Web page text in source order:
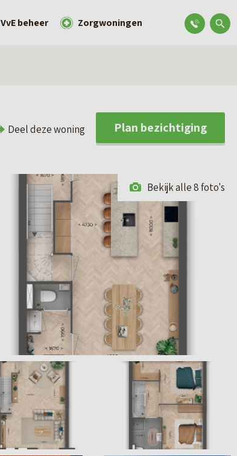
VvE beheer Zorgwoningen
Deel deze woning Plan bezichtiging
Bekijk alle 8 foto's